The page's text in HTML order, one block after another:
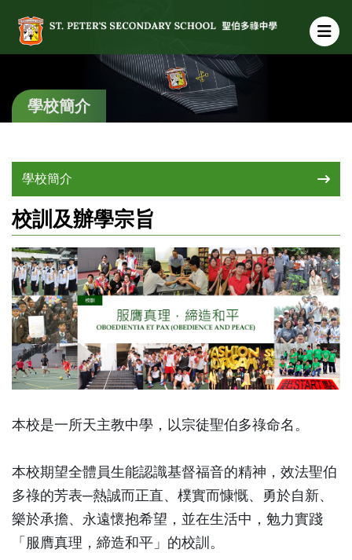
學校簡介
學校簡介
校訓及辦學宗旨
本校是一所天主教中學，以宗徒聖伯多祿命名。
本校期望全體員生能認識基督福音的精神，效法聖伯
多祿的芳表─熱誠而正直、樸實而慷慨、勇於自新、
樂於承擔、永遠懷抱希望，並在生活中，勉力實踐
「服膺真理，締造和平」的校訓。